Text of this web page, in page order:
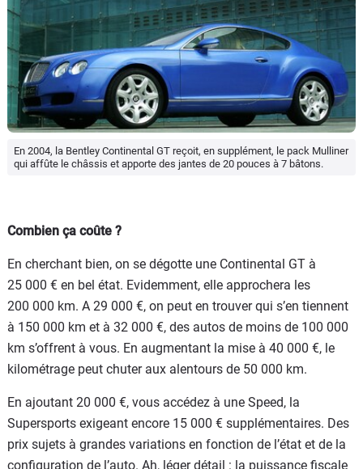
En 2004, la Bentley Continental GT reçoit, en supplément, le pack Mulliner
qui affûte le châssis et apporte des jantes de 20 pouces à 7 bâtons.
Combien ça coûte ?
En cherchant bien, on se dégotte une Continental GT à
25 000 € en bel état. Evidemment, elle approchera les
200 000 km. A 29 000 €, on peut en trouver qui s’en tiennent
à 150 000 km et à 32 000 €, des autos de moins de 100 000
km s’offrent à vous. En augmentant la mise à 40 000 €, le
kilométrage peut chuter aux alentours de 50 000 km.
En ajoutant 20 000 €, vous accédez à une Speed, la
Supersports exigeant encore 15 000 € supplémentaires. Des
prix sujets à grandes variations en fonction de l’état et de la
configuration de l’auto. Ah, léger détail : la puissance fiscale